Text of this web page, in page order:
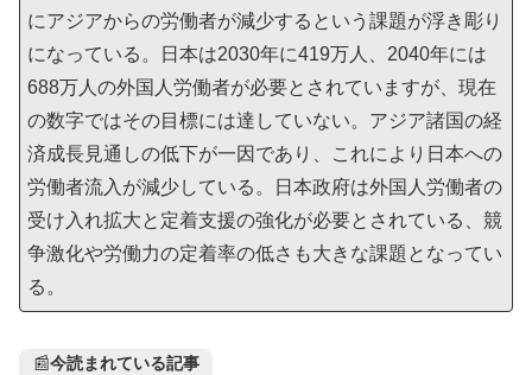
にアジアからの労働者が減少するという課題が浮き彫り
になっている。日本は2030年に419万人、2040年には
688万人の外国人労働者が必要とされていますが、現在
の数字ではその目標には達していない。アジア諸国の経
済成長見通しの低下が一因であり、これにより日本への
労働者流入が減少している。日本政府は外国人労働者の
受け入れ拡大と定着支援の強化が必要とされている、競
争激化や労働力の定着率の低さも大きな課題となってい
る。
📰今読まれている記事